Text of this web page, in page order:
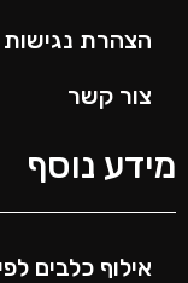
הצהרת נגישות
צור קשר
נוסף
אילוף כלבים לפי